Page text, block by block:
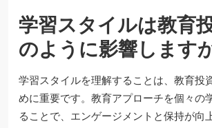
学習スタイルは教育
のように影響します
学習スタイルを理解することは、教育投
めに重要です。教育アプローチを個々の
ることで、エンゲージメントと保持が向